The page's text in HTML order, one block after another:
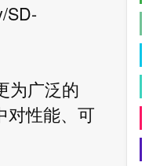
SD-
为广泛的
对性能、可